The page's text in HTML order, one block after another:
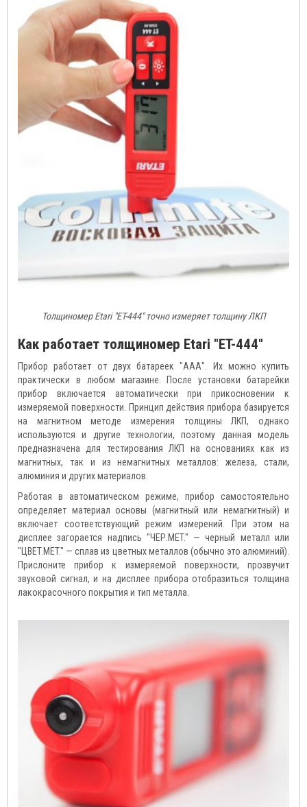
Толщиномер Etari "ET-444" точно измеряет толщину ЛКП
Как работает толщиномер Etari "ET-444"
Прибор работает от двух батареек "ААА". Их можно купить
практически в любом магазине. После установки батарейки
прибор включается автоматически при прикосновении к
измеряемой поверхности. Принцип действия прибора базируется
на магнитном методе измерения толщины ЛКП, однако
используются и другие технологии, поэтому данная модель
предназначена для тестирования ЛКП на основаниях как из
магнитных, так и из немагнитных металлов: железа, стали,
алюминия и других материалов.
Работая в автоматическом режиме, прибор самостоятельно
определяет материал основы (магнитный или немагнитный) и
включает соответствующий режим измерений. При этом на
дисплее загорается надпись "ЧЕР.МET." — черный металл или
"ЦВET.МET." — сплав из цветных металлов (обычно это алюминий).
Прислоните прибор к измеряемой поверхности, прозвучит
звуковой сигнал, и на дисплее прибора отобразиться толщина
лакокрасочного покрытия и тип металла.